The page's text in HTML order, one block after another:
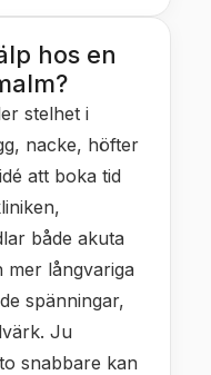
hos en
stelhet i
nacke, höfter
att boka tid
både akuta
mer långvariga
spänningar,
Ju
snabbare kan